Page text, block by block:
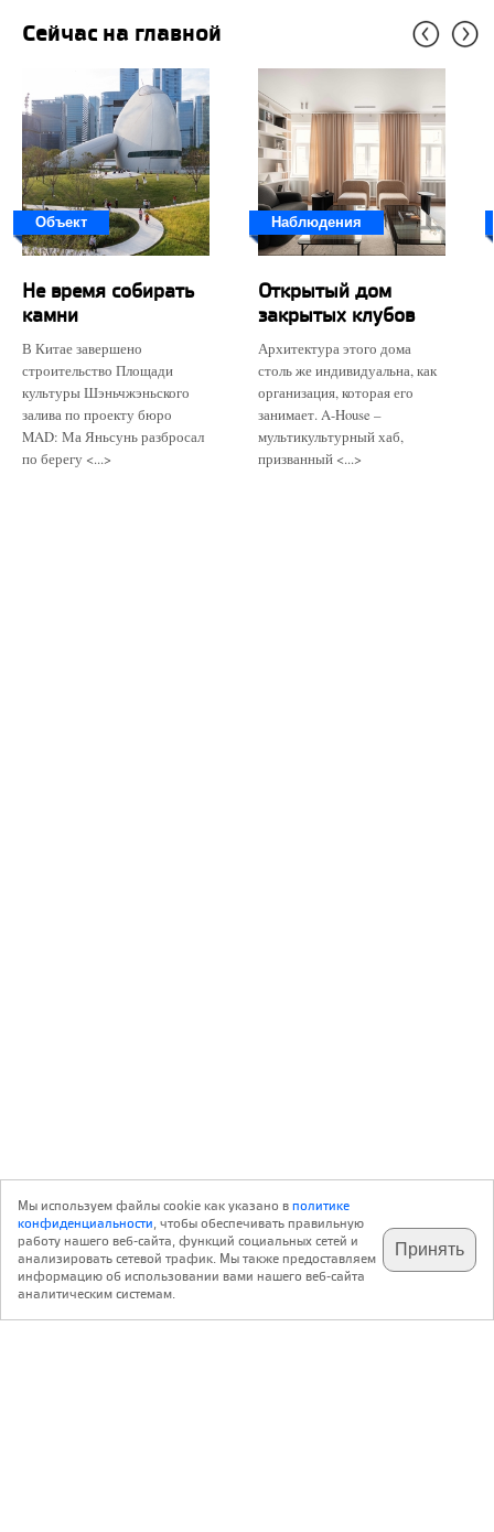
Сейчас на главной
Объект
Не время собирать
камни
В Китае завершено
строительство Площади
культуры Шэньчжэньского
залива по проекту бюро
MAD: Ма Яньсунь разбросал
по берегу <...>
Наблюдения
Открытый дом
закрытых клубов
Архитектура этого дома
столь же индивидуальна, как
организация, которая его
занимает. A-House –
мультикультурный хаб,
призванный <...>
подпишитесь на наш
телеграм @archi_ru
✕
с 20 июля 1999 г.
Мы используем файлы cookie как указано вполитике
конфиденциальности, чтобы обеспечивать правильную
работу нашего веб-сайта, функций социальных сетей и
анализировать сетевой трафик. Мы также предоставляем
информацию об использовании вами нашего веб-сайта
аналитическим системам.
Принять